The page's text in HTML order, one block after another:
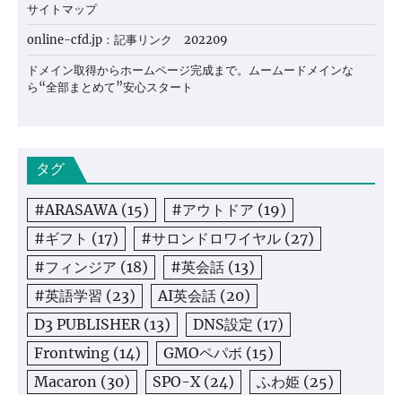
サイトマップ
online-cfd.jp：記事リンク 202209
ドメイン取得からホームページ完成まで。ムームードメインな
ら“全部まとめて”安心スタート
タグ
#ARASAWA (15) #アウトドア (19)
#ギフト (17) #サロンドロワイヤル (27)
#フィンジア (18) #英会話 (13)
#英語学習 (23) AI英会話 (20)
D3 PUBLISHER (13) DNS設定 (17)
Frontwing (14) GMOペパボ (15)
Macaron (30) SPO-X (24) ふわ姫 (25)